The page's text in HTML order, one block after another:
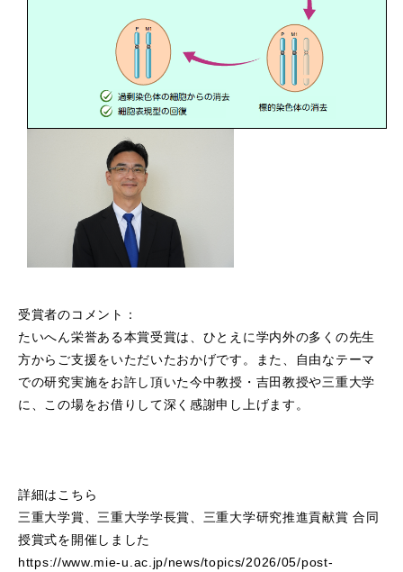
受賞者のコメント：
たいへん栄誉ある本賞受賞は、ひとえに学内外の多くの先生
方からご支援をいただいたおかげです。また、自由なテーマ
での研究実施をお許し頂いた今中教授・吉田教授や三重大学
に、この場をお借りして深く感謝申し上げます。
詳細はこちら
三重大学賞、三重大学学長賞、三重大学研究推進貢献賞 合同
授賞式を開催しました
https://www.mie-u.ac.jp/news/topics/2026/05/post-